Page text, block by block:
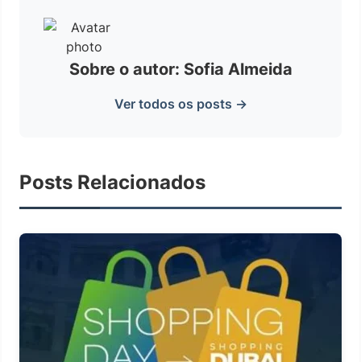
Sobre o autor: Sofia Almeida
Ver todos os posts →
Posts Relacionados